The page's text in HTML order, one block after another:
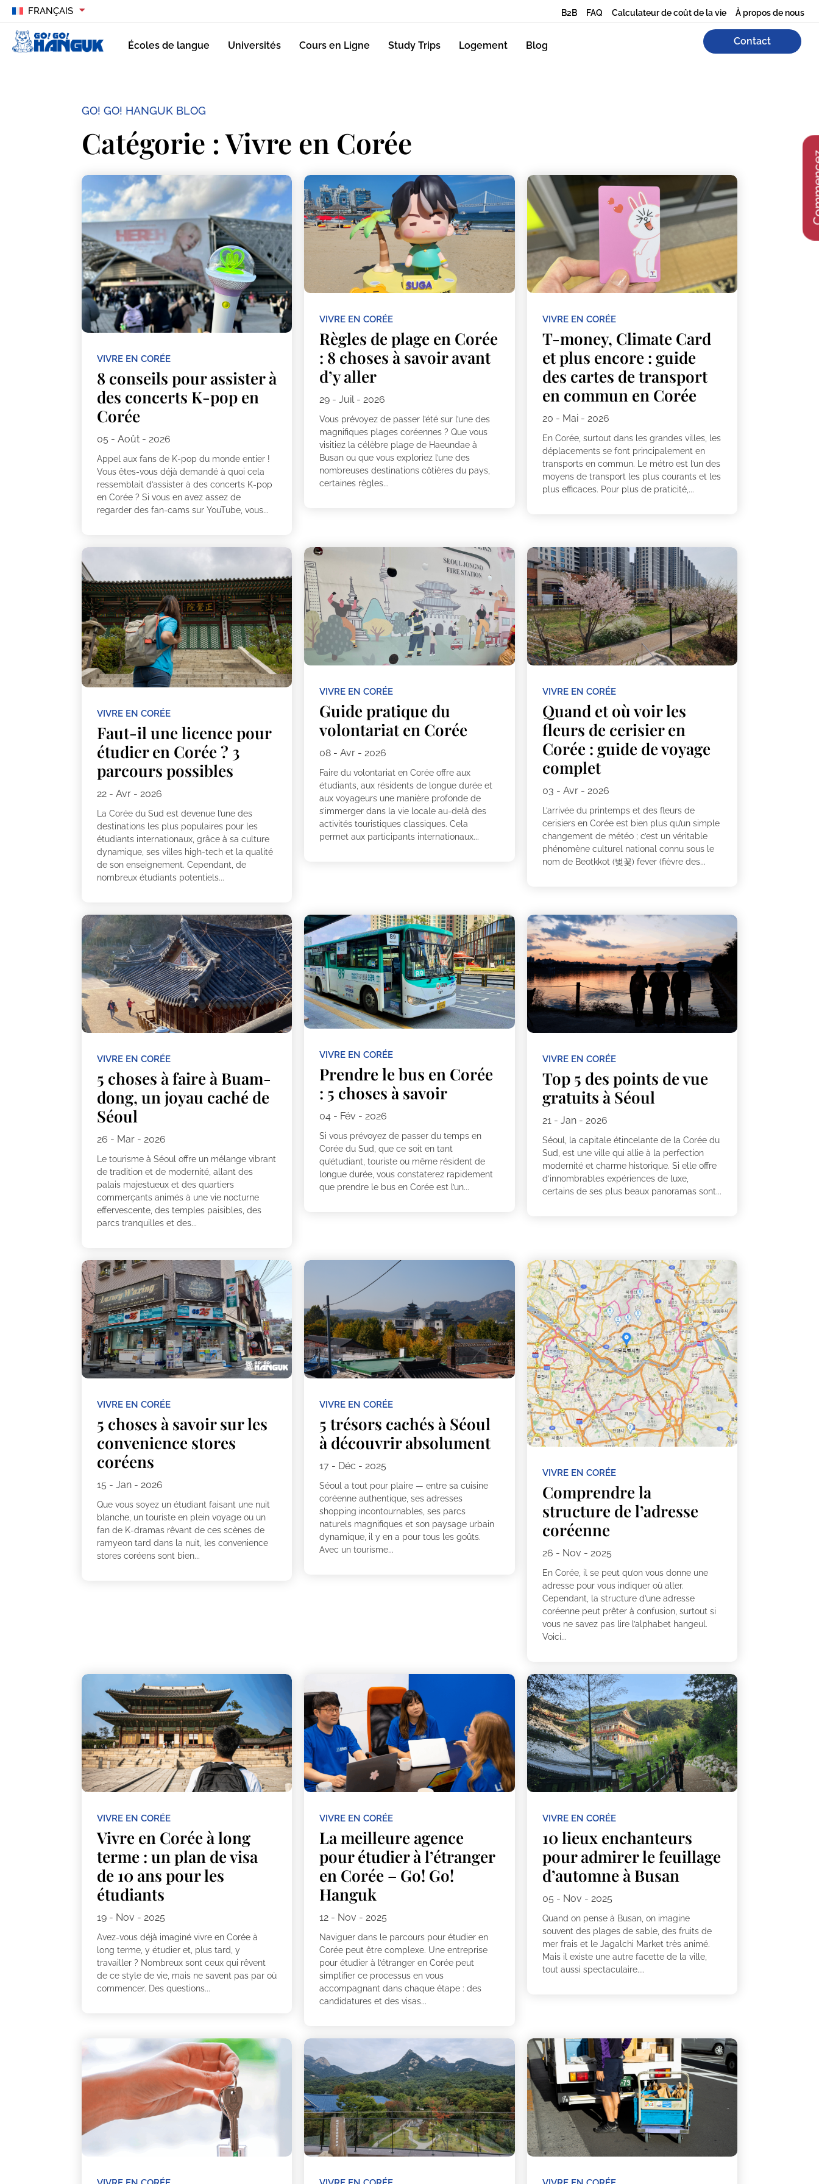
FRANÇAIS B2B FAQ Calculateur de coût de la vie À propos de nous
Écoles de langue Universités Cours en Ligne Study Trips Logement Blog Contact
GO! GO! HANGUK BLOG
Catégorie : Vivre en Corée
VIVRE EN CORÉE
8 conseils pour assister à
des concerts K-pop en
Corée
05 - Août - 2026
Appel aux fans de K-pop du monde entier !
Vous êtes-vous déjà demandé à quoi cela
ressemblait d’assister à des concerts K-pop
en Corée ? Si vous en avez assez de
regarder des fan-cams sur YouTube, vous...
VIVRE EN CORÉE
Règles de plage en Corée
: 8 choses à savoir avant
d’y aller
29 - Juil - 2026
Vous prévoyez de passer l’été sur l’une des
magnifiques plages coréennes ? Que vous
visitiez la célèbre plage de Haeundae à
Busan ou que vous exploriez l’une des
nombreuses destinations côtières du pays,
certaines règles...
VIVRE EN CORÉE
T-money, Climate Card
et plus encore : guide
des cartes de transport
en commun en Corée
20 - Mai - 2026
En Corée, surtout dans les grandes villes, les
déplacements se font principalement en
transports en commun. Le métro est l’un des
moyens de transport les plus courants et les
plus efficaces. Pour plus de praticité,...
VIVRE EN CORÉE
Faut-il une licence pour
étudier en Corée ? 3
parcours possibles
22 - Avr - 2026
La Corée du Sud est devenue l’une des
destinations les plus populaires pour les
étudiants internationaux, grâce à sa culture
dynamique, ses villes high-tech et la qualité
de son enseignement. Cependant, de
nombreux étudiants potentiels...
VIVRE EN CORÉE
Guide pratique du
volontariat en Corée
08 - Avr - 2026
Faire du volontariat en Corée offre aux
étudiants, aux résidents de longue durée et
aux voyageurs une manière profonde de
s’immerger dans la vie locale au-delà des
activités touristiques classiques. Cela
permet aux participants internationaux...
VIVRE EN CORÉE
Quand et où voir les
fleurs de cerisier en
Corée : guide de voyage
complet
03 - Avr - 2026
L’arrivée du printemps et des fleurs de
cerisiers en Corée est bien plus qu’un simple
changement de météo ; c’est un véritable
phénomène culturel national connu sous le
nom de Beotkkot (벚꽃) fever (fièvre des...
VIVRE EN CORÉE
5 choses à faire à Buam-
dong, un joyau caché de
Séoul
26 - Mar - 2026
Le tourisme à Séoul offre un mélange vibrant
de tradition et de modernité, allant des
palais majestueux et des quartiers
commerçants animés à une vie nocturne
effervescente, des temples paisibles, des
parcs tranquilles et des...
VIVRE EN CORÉE
Prendre le bus en Corée
: 5 choses à savoir
04 - Fév - 2026
Si vous prévoyez de passer du temps en
Corée du Sud, que ce soit en tant
qu’étudiant, touriste ou même résident de
longue durée, vous constaterez rapidement
que prendre le bus en Corée est l’un...
VIVRE EN CORÉE
Top 5 des points de vue
gratuits à Séoul
21 - Jan - 2026
Séoul, la capitale étincelante de la Corée du
Sud, est une ville qui allie à la perfection
modernité et charme historique. Si elle offre
d’innombrables expériences de luxe,
certains de ses plus beaux panoramas sont...
VIVRE EN CORÉE
5 choses à savoir sur les
convenience stores
coréens
15 - Jan - 2026
Que vous soyez un étudiant faisant une nuit
blanche, un touriste en plein voyage ou un
fan de K-dramas rêvant de ces scènes de
ramyeon tard dans la nuit, les convenience
stores coréens sont bien...
VIVRE EN CORÉE
5 trésors cachés à Séoul
à découvrir absolument
17 - Déc - 2025
Séoul a tout pour plaire — entre sa cuisine
coréenne authentique, ses adresses
shopping incontournables, ses parcs
naturels magnifiques et son paysage urbain
dynamique, il y en a pour tous les goûts.
Avec un tourisme...
VIVRE EN CORÉE
Comprendre la
structure de l’adresse
coréenne
26 - Nov - 2025
En Corée, il se peut qu’on vous donne une
adresse pour vous indiquer où aller.
Cependant, la structure d’une adresse
coréenne peut prêter à confusion, surtout si
vous ne savez pas lire l’alphabet hangeul.
Voici...
VIVRE EN CORÉE
Vivre en Corée à long
terme : un plan de visa
de 10 ans pour les
étudiants
19 - Nov - 2025
Avez-vous déjà imaginé vivre en Corée à
long terme, y étudier et, plus tard, y
travailler ? Nombreux sont ceux qui rêvent
de ce style de vie, mais ne savent pas par où
commencer. Des questions...
VIVRE EN CORÉE
La meilleure agence
pour étudier à l’étranger
en Corée – Go! Go!
Hanguk
12 - Nov - 2025
Naviguer dans le parcours pour étudier en
Corée peut être complexe. Une entreprise
pour étudier à l’étranger en Corée peut
simplifier ce processus en vous
accompagnant dans chaque étape : des
candidatures et des visas...
VIVRE EN CORÉE
10 lieux enchanteurs
pour admirer le feuillage
d’automne à Busan
05 - Nov - 2025
Quand on pense à Busan, on imagine
souvent des plages de sable, des fruits de
mer frais et le Jagalchi Market très animé.
Mais il existe une autre facette de la ville,
tout aussi spectaculaire....